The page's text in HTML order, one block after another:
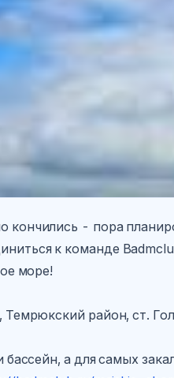
кончились - пора
к команде
море!
район, ст.
бассейн, а для самых